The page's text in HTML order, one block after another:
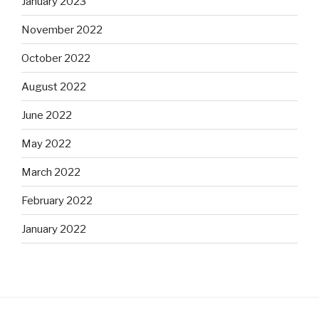
November 2022
October 2022
August 2022
June 2022
May 2022
March 2022
February 2022
January 2022